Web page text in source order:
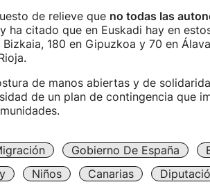
de relieve que no todas las
ha citado que en Euskadi hay en
Bizkaia, 180 en Gipuzkoa y 70 en
de manos abiertas y de
de un plan de contingencia que
Gobierno De España
Niños Canarias